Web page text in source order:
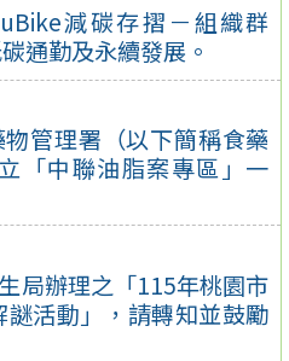
減碳存摺－組織群
通勤及永續發展。
管理署（以下簡稱食藥
「中聯油脂案專區」一
局辦理之「115年桃園市
活動」，請轉知並鼓勵